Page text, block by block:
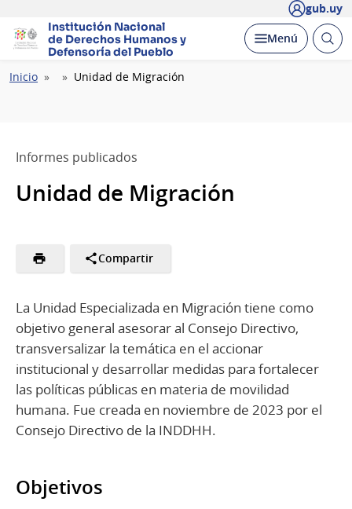
gub.uy
Institución Nacional
de Derechos Humanosy
Defensoría del Pueblo
Desplegar
Menú Abrir
Ruta
Inicio Unidad de Migración
Informes publicados
Unidad de Migración
Compartir
La Unidad Especializada en Migración tiene como
objetivo general asesorar al Consejo Directivo,
transversalizar la temática en el accionar
institucional y desarrollar medidas para fortalecer
las políticas públicas en materia de movilidad
humana. Fue creada en noviembre de 2023 por el
Consejo Directivo de la INDDHH.
Objetivos